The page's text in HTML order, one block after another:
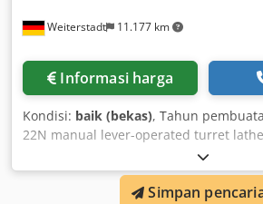
Weiterstadt 11.177 km
Informasi harga
Kondisi: baik (bekas), Tahun
22N manual lever-operated turret
Simpan